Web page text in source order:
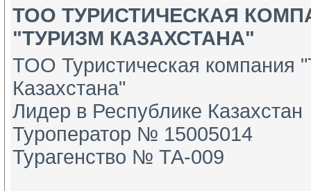
ТОО ТУРИСТИЧЕСКАЯ
"ТУРИЗМ КАЗАХСТАНА"
ТОО Туристическая компания
Казахстана"
Лидер в Республике Казахстан
Туроператор № 15005014
Турагенство № ТА-009